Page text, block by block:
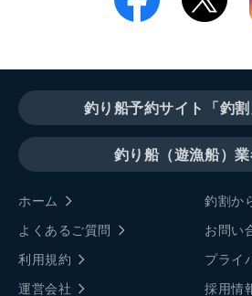
釣り船予約サイト「釣
釣り船（遊漁船）
ホーム
釣割か
よくあるご質問
お問い
利用規約
プライ
運営会社
採用情